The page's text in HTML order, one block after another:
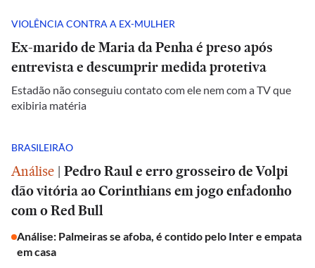
VIOLÊNCIA CONTRA A EX-MULHER
Ex-marido de Maria da Penha é preso após
entrevista e descumprir medida protetiva
Estadão não conseguiu contato com ele nem com a TV que
exibiria matéria
BRASILEIRÃO
Análise | Pedro Raul e erro grosseiro de Volpi
dão vitória ao Corinthians em jogo enfadonho
com o Red Bull
Análise: Palmeiras se afoba, é contido pelo Inter e empata
em casa